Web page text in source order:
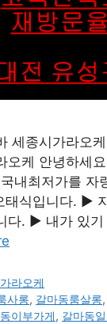
세종시가라오
케 안녕하세
내최저가를 자
식입니다. ▶
다. ▶ 내가 있기
라오케
사롱, 갈마동룸살롱,
이부가게, 갈마동